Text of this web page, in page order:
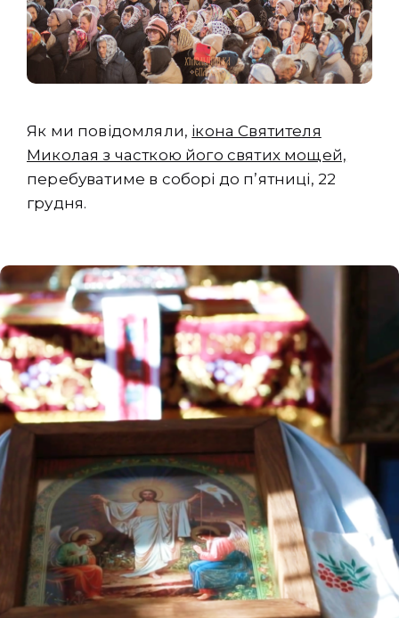
Як ми повідомляли, ікона Святителя
Миколая з часткою його святих мощей,
перебуватиме в соборі до п’ятниці, 22
грудня.